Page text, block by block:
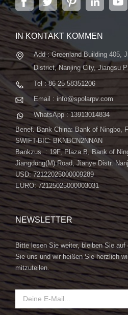
Nanjing, erstreckt sich über
fortschrittliche automatische ...
IN KONTAKT KOMMEN
Add : Greenland Building 405,
District, Nanjing City, Jiangsu
Tel : 86 25 58351206
Email : info@spolarpv.com
WhatsApp : 13913014834
Benef. Bank China: Bank of Ningbo,
SWIFT-BIC: BKNBCN2NNAN
Bankzus. : 19F, Plaza B, Bank of
Jiangdong(M) Road, Jianye Distr.
USD: 72122025000009289
EURO: 72125025000003031
NEWSLETTER
Bitte lesen Sie weiter, bleiben Sie
Sie uns und wir heißen Sie herzlich
mitzuteilen.